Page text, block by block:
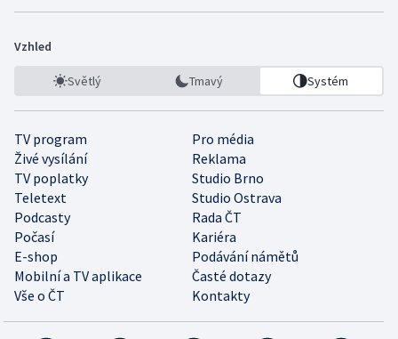
Vzhled
Světlý Tmavý Systém
TV program
Pro média
Živé vysílání
Reklama
TV poplatky
Studio Brno
Teletext
Studio Ostrava
Podcasty
Rada ČT
Počasí
Kariéra
E-shop
Podávání námětů
Mobilní a TV aplikace
Časté dotazy
Vše o ČT
Kontakty